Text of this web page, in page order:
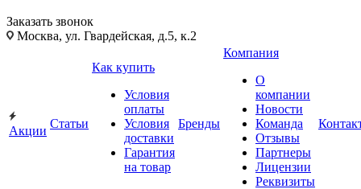
Заказать звонок
Москва, ул. Гвардейская, д.5, к.2
Акции
Статьи
Как купить
Условия
оплаты
Условия
доставки
Гарантия
на товар
Бренды
Компания
О
компании
Новости
Команда
Отзывы
Партнеры
Лицензии
Реквизиты